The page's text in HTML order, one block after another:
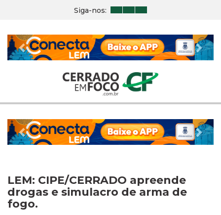
Siga-nos:
Previous Next
Previous Next
LEM: CIPE/CERRADO apreende
drogas e simulacro de arma de
fogo.